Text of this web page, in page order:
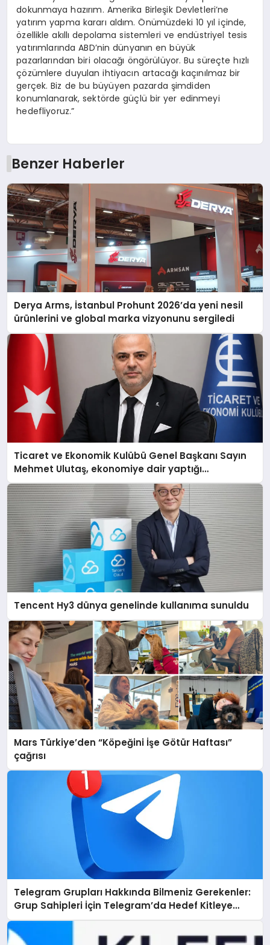
dokunmaya hazırım. Amerika Birleşik Devletleri’ne
yatırım yapma kararı aldım. Önümüzdeki 10 yıl içinde,
özellikle akıllı depolama sistemleri ve endüstriyel tesis
yatırımlarında ABD’nin dünyanın en büyük
pazarlarından biri olacağı öngörülüyor. Bu süreçte hızlı
çözümlere duyulan ihtiyacın artacağı kaçınılmaz bir
gerçek. Biz de bu büyüyen pazarda şimdiden
konumlanarak, sektörde güçlü bir yer edinmeyi
hedefliyoruz.”
Benzer Haberler
Derya Arms, İstanbul Prohunt 2026’da yeni nesil
ürünlerini ve global marka vizyonunu sergiledi
Ticaret ve Ekonomik Kulübü Genel Başkanı Sayın
Mehmet Ulutaş, ekonomiye dair yaptığı
açıklamada şunları kaydetti:
Tencent Hy3 dünya genelinde kullanıma sunuldu
Mars Türkiye’den “Köpeğini İşe Götür Haftası”
çağrısı
Telegram Grupları Hakkında Bilmeniz Gerekenler:
Grup Sahipleri İçin Telegram’da Hedef Kitleye
Ulaşma